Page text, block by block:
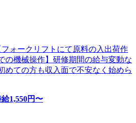
ォークリフトにて原料の入出荷作
の機械操作】研修期間の給与変動な
めての方も収入面で不安なく始めら
給1,550円〜